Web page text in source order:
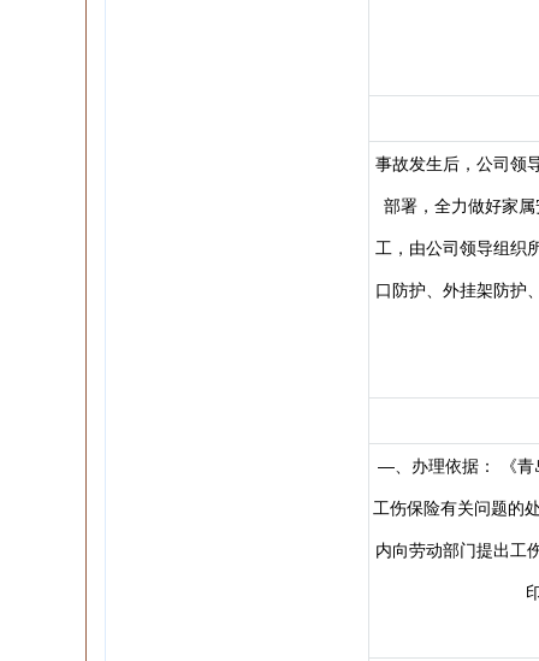
事故发生后，公司领
部署，全力做好家
工，由公司领导组织
口防护、外挂架防护
—、办理依据： 《青
工伤保险有关问题的
内向劳动部门提出工